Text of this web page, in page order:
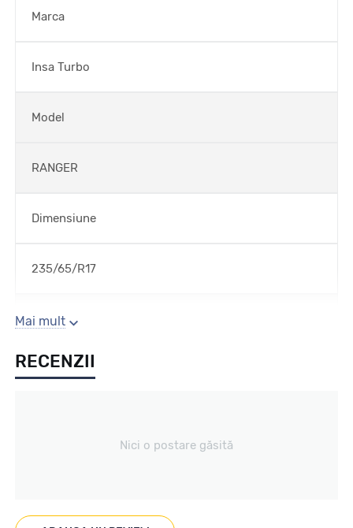
Marca
Insa Turbo
Model
RANGER
Dimensiune
235/65/R17
Sezon
All season / Off Road
Marcaje
Mai mult
RECENZII
Nici o postare găsită